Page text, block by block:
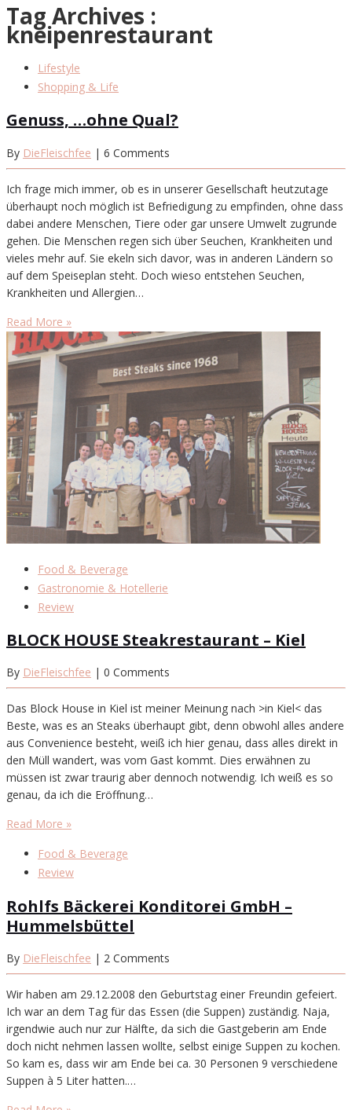
Tag Archives :
kneipenrestaurant
Lifestyle
Shopping & Life
Genuss, …ohne Qual?
By DieFleischfee | 6 Comments
Ich frage mich immer, ob es in unserer Gesellschaft heutzutage
überhaupt noch möglich ist Befriedigung zu empfinden, ohne dass
dabei andere Menschen, Tiere oder gar unsere Umwelt zugrunde
gehen. Die Menschen regen sich über Seuchen, Krankheiten und
vieles mehr auf. Sie ekeln sich davor, was in anderen Ländern so
auf dem Speiseplan steht. Doch wieso entstehen Seuchen,
Krankheiten und Allergien…
Read More »
Food & Beverage
Gastronomie & Hotellerie
Review
BLOCK HOUSE Steakrestaurant – Kiel
By DieFleischfee | 0 Comments
Das Block House in Kiel ist meiner Meinung nach >in Kiel< das
Beste, was es an Steaks überhaupt gibt, denn obwohl alles andere
aus Convenience besteht, weiß ich hier genau, dass alles direkt in
den Müll wandert, was vom Gast kommt. Dies erwähnen zu
müssen ist zwar traurig aber dennoch notwendig. Ich weiß es so
genau, da ich die Eröffnung…
Read More »
Food & Beverage
Review
Rohlfs Bäckerei Konditorei GmbH –
Hummelsbüttel
By DieFleischfee | 2 Comments
Wir haben am 29.12.2008 den Geburtstag einer Freundin gefeiert.
Ich war an dem Tag für das Essen (die Suppen) zuständig. Naja,
irgendwie auch nur zur Hälfte, da sich die Gastgeberin am Ende
doch nicht nehmen lassen wollte, selbst einige Suppen zu kochen.
So kam es, dass wir am Ende bei ca. 30 Personen 9 verschiedene
Suppen à 5 Liter hatten.…